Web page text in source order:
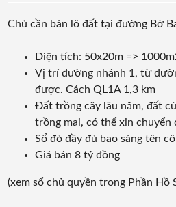
Chủ cần bán lô đất tại đường Bờ
Diện tích: 50x20m =>
Vị trí đường nhánh 1, từ
được. Cách QL1A 1,3 km
Đất trồng cây lâu năm, đất
trồng mai, có thể xin
Sổ đỏ đầy đủ bao sáng tên
Giá bán 8 tỷ đồng
(xem sổ chủ quyền trong Phần Hồ